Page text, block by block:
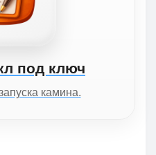
под ключ
камина.